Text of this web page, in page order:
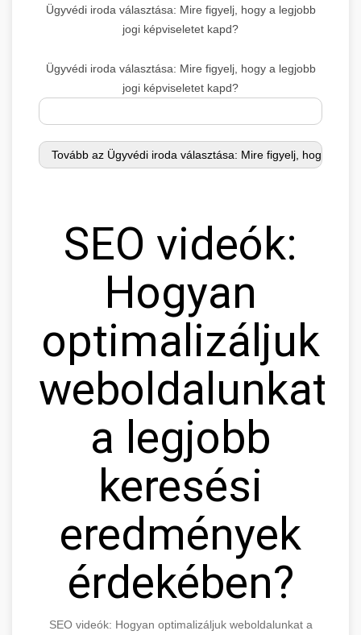
Ügyvédi iroda választása: Mire figyelj, hogy a legjobb
jogi képviseletet kapd?
Ügyvédi iroda választása: Mire figyelj, hogy a legjobb
jogi képviseletet kapd?
SEO videók:
Hogyan
optimalizáljuk
weboldalunkat
a legjobb
keresési
eredmények
érdekében?
SEO videók: Hogyan optimalizáljuk weboldalunkat a